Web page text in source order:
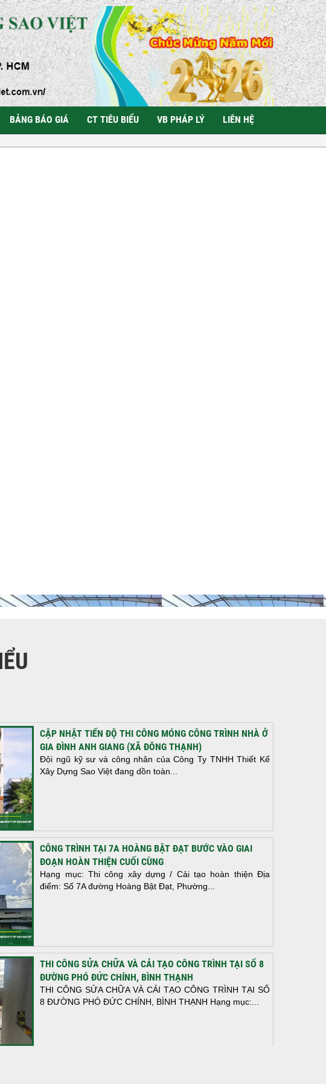
BẢNG BÁO GIÁ CT TIÊU BIỂU VB PHÁP LÝ LIÊN HỆ
CẬP NHẬT TIẾN ĐỘ THI CÔNG MÓNG CÔNG TRÌNH NHÀ Ở
GIA ĐÌNH ANH GIANG (XÃ ĐÔNG THẠNH)
Đội ngũ kỹ sư và công nhân của Công Ty TNHH Thiết Kế
Xây Dựng Sao Việt đang dồn toàn...
CÔNG TRÌNH TẠI 7A HOÀNG BẬT ĐẠT BƯỚC VÀO GIAI
ĐOẠN HOÀN THIỆN CUỐI CÙNG
Hạng mục: Thi công xây dựng / Cải tạo hoàn thiện Địa
điểm: Số 7A đường Hoàng Bật Đạt, Phường...
THI CÔNG SỬA CHỮA VÀ CẢI TẠO CÔNG TRÌNH TẠI SỐ 8
ĐƯỜNG PHÓ ĐỨC CHÍNH, BÌNH THẠNH
THI CÔNG SỬA CHỮA VÀ CẢI TẠO CÔNG TRÌNH TẠI SỐ
8 ĐƯỜNG PHÓ ĐỨC CHÍNH, BÌNH THẠNH Hạng mục:...